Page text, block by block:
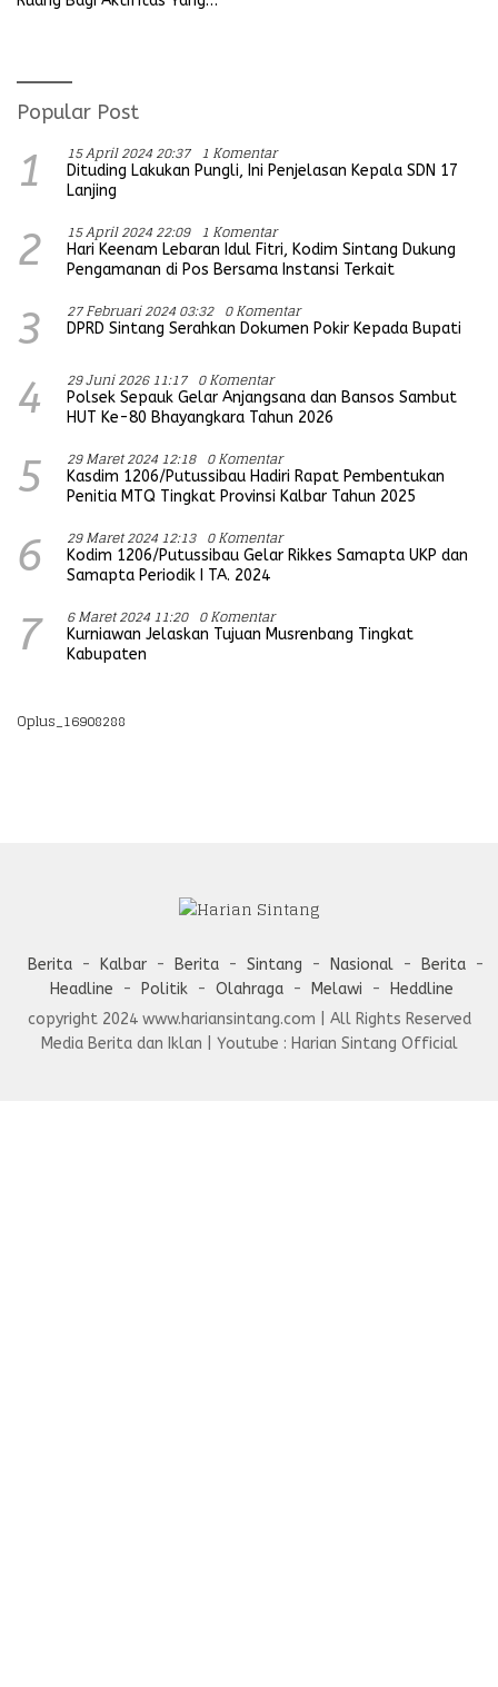
Popular Post
1 15 April 2024 20:37 1 Komentar
Dituding Lakukan Pungli, Ini Penjelasan Kepala SDN 17
Lanjing
2 15 April 2024 22:09 1 Komentar
Hari Keenam Lebaran Idul Fitri, Kodim Sintang Dukung
Pengamanan di Pos Bersama Instansi Terkait
3 27 Februari 2024 03:32 0 Komentar
DPRD Sintang Serahkan Dokumen Pokir Kepada Bupati
4 29 Juni 2026 11:17 0 Komentar
Polsek Sepauk Gelar Anjangsana dan Bansos Sambut
HUT Ke-80 Bhayangkara Tahun 2026
5 29 Maret 2024 12:18 0 Komentar
Kasdim 1206/Putussibau Hadiri Rapat Pembentukan
Penitia MTQ Tingkat Provinsi Kalbar Tahun 2025
6 29 Maret 2024 12:13 0 Komentar
Kodim 1206/Putussibau Gelar Rikkes Samapta UKP dan
Samapta Periodik I TA. 2024
7 6 Maret 2024 11:20 0 Komentar
Kurniawan Jelaskan Tujuan Musrenbang Tingkat
Kabupaten
Oplus_16908288
Berita Kalbar Berita Sintang Nasional
Berita
Headline
Politik Olahraga Melawi
Heddline
copyright 2024 www.hariansintang.com | All Rights Reserved
Media Berita dan Iklan | Youtube : Harian Sintang Official